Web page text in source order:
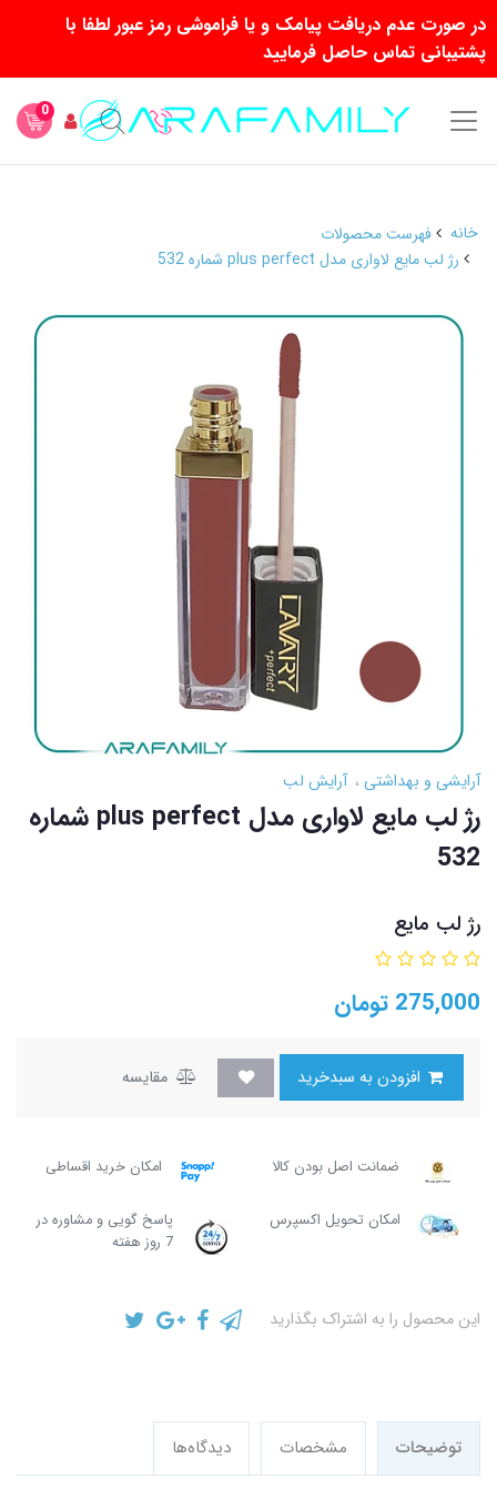
در صورت عدم دریافت پیامک و یا فراموشی رمز عبور لطفا با
پشتیبانی تماس حاصل فرمایید
0
خانه
فهرست محصولات
رژ لب مایع لاواری مدل plus perfect شماره 532
آرایشی و بهداشتی آرایش لب
رژ لب مایع لاواری مدل plus perfect شماره
532
رژ لب مایع
275,000 تومان
مقایسه
ضمانت اصل بودن کالا امکان خرید اقساطی
امکان تحویل اکسپرس
پاسخ گویی و مشاوره در
7 روز هفته
این محصول را به اشتراک بگذارید
توضیحات مشخصات دیدگاه‌ها